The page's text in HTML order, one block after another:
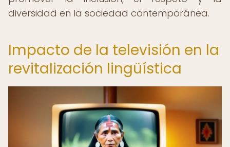
diversidad en la sociedad contemporánea.
Impacto de la televisión en la
revitalización lingüística